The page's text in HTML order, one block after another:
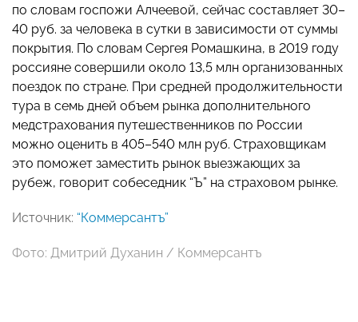
по словам госпожи Алчеевой, сейчас составляет 30–
40 руб. за человека в сутки в зависимости от суммы
покрытия. По словам Сергея Ромашкина, в 2019 году
россияне совершили около 13,5 млн организованных
поездок по стране. При средней продолжительности
тура в семь дней объем рынка дополнительного
медстрахования путешественников по России
можно оценить в 405–540 млн руб. Страховщикам
это поможет заместить рынок выезжающих за
рубеж, говорит собеседник “Ъ” на страховом рынке.
Источник: “Коммерсантъ”
Фото: Дмитрий Духанин / Коммерсантъ